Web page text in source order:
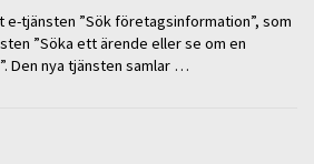
tjänsten ”Sök företagsinformation”, som
”Söka ett ärende eller se om en
Den nya tjänsten samlar …